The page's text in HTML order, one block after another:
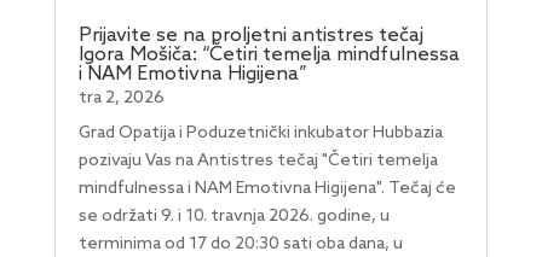
Prijavite se na proljetni antistres tečaj
Igora Mošiča: “Četiri temelja mindfulnessa
i NAM Emotivna Higijena”
tra 2, 2026
Grad Opatija i Poduzetnički inkubator Hubbazia
pozivaju Vas na Antistres tečaj "Četiri temelja
mindfulnessa i NAM Emotivna Higijena". Tečaj će
se održati 9. i 10. travnja 2026. godine, u
terminima od 17 do 20:30 sati oba dana, u